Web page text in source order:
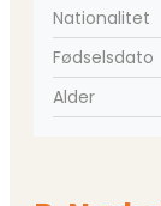
Nationalitet
Fødselsdato
Alder